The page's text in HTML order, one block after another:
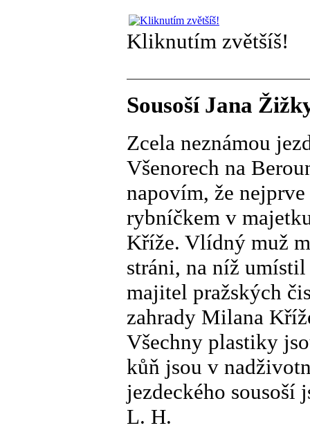
Kliknutím zvětšíš!
Sousoší Jana
Zcela neznámou
Všenorech na
napovím, že
rybníčkem v
Kříže. Vlídný muž
stráni, na níž
majitel pražských
zahrady Milana
Všechny plastiky
kůň jsou v
jezdeckého sousoší
L. H.